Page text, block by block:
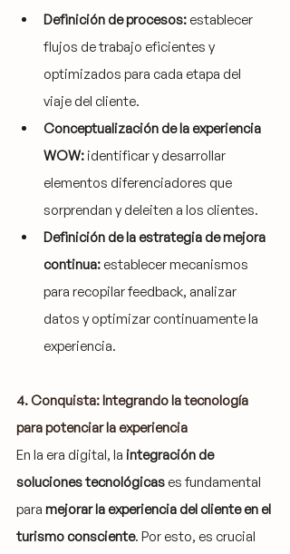
Definición de procesos: establecer
flujos de trabajo eficientes y
optimizados para cada etapa del
viaje del cliente.
Conceptualización de la experiencia
WOW: identificar y desarrollar
elementos diferenciadores que
sorprendan y deleiten a los clientes.
Definición de la estrategia de mejora
continua: establecer mecanismos
para recopilar feedback, analizar
datos y optimizar continuamente la
experiencia.
4. Conquista: Integrando la tecnología
para potenciar la experiencia
En la era digital, la integración de
soluciones tecnológicas es fundamental
para mejorar la experiencia del cliente en el
turismo consciente. Por esto, es crucial